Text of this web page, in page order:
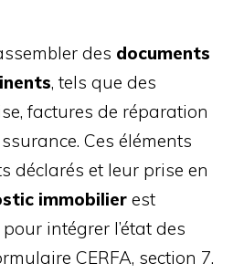
des documents
, tels que des
factures de réparation
Ces éléments
déclarés et leur prise en
immobilier est
intégrer l’état des
CERFA, section 7.